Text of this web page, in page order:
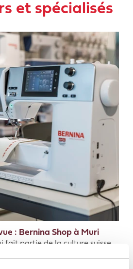
et spécialisés
: Bernina Shop à Muri
fait partie de la culture suisse
: précision, fiabilité et